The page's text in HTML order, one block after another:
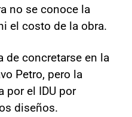
no se conoce la
el costo de la obra.
de concretarse en la
Petro, pero la
por el IDU por
diseños.